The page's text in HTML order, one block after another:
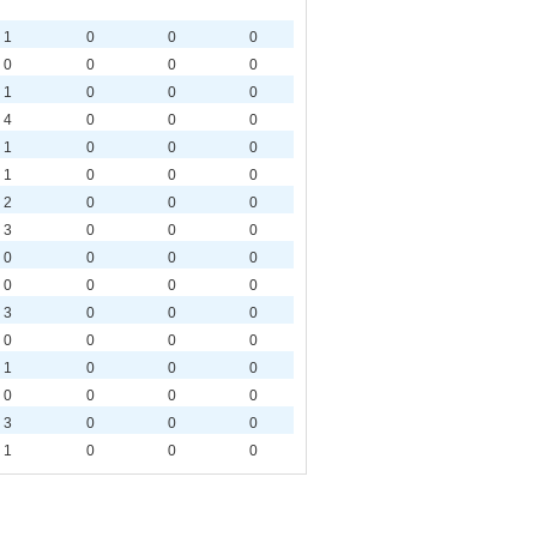
1 0 0
0
0 0 0
0
1 0 0
0
4 0 0
0
1 0 0
0
1 0 0
0
2 0 0
0
3 0 0
0
0 0 0
0
0 0 0
0
3 0 0
0
0 0 0
0
1 0 0
0
0 0 0
0
3 0 0
0
1 0 0 0